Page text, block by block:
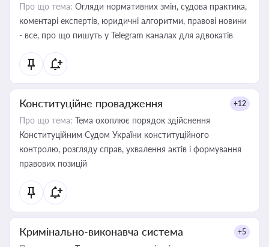
Про що тема: Огляди нормативних змін, судова практика,
коментарі експертів, юридичні алгоритми, правові новини
- все, про що пишуть у Telegram каналах для адвокатів
Конституційне провадження +12
Про що тема: Тема охоплює порядок здійснення
Конституційним Судом України конституційного
контролю, розгляду справ, ухвалення актів і формування
правових позицій
Кримінально-виконавча система +5